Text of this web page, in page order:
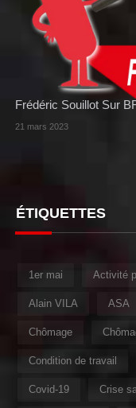
Frédéric Souillot Sur
21 mars 2023
ÉTIQUETTES
1er mai Activité
Alain VILA ASA
Chômage
Condition de travail
Covid-19 Crise